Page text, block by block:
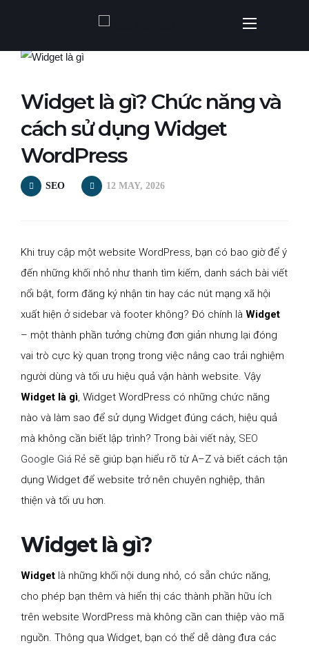
Widget là gì? Chức năng và
cách sử dụng Widget
WordPress
SEO 12 MAY, 2026
Khi truy cập một website WordPress, bạn có bao giờ để ý
đến những khối nhỏ như thanh tìm kiếm, danh sách bài viết
nổi bật, form đăng ký nhận tin hay các nút mạng xã hội
xuất hiện ở sidebar và footer không? Đó chính là Widget
– một thành phần tưởng chừng đơn giản nhưng lại đóng
vai trò cực kỳ quan trọng trong việc nâng cao trải nghiệm
người dùng và tối ưu hiệu quả vận hành website. Vậy
Widget là gì, Widget WordPress có những chức năng
nào và làm sao để sử dụng Widget đúng cách, hiệu quả
mà không cần biết lập trình? Trong bài viết này, SEO
Google Giá Rẻ sẽ giúp bạn hiểu rõ từ A–Z và biết cách tận
dụng Widget để website trở nên chuyên nghiệp, thân
thiện và tối ưu hơn.
Widget là gì?
Widget là những khối nội dung nhỏ, có sẵn chức năng,
cho phép bạn thêm và hiển thị các thành phần hữu ích
trên website WordPress mà không cần can thiệp vào mã
nguồn. Thông qua Widget, bạn có thể dễ dàng đưa các